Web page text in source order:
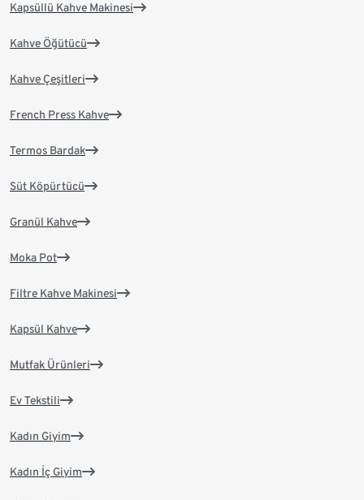
Kapsüllü Kahve Makinesi
Kahve Öğütücü
Kahve Çeşitleri
French Press Kahve
Termos Bardak
Süt Köpürtücü
Granül Kahve
Moka Pot
Filtre Kahve Makinesi
Kapsül Kahve
Mutfak Ürünleri
Ev Tekstili
Kadın Giyim
Kadın İç Giyim